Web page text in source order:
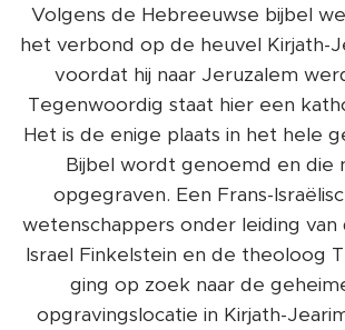
Volgens de Hebreeuwse bijbel
het verbond op de heuvel Kirjath-
voordat hij naar Jeruzalem
Tegenwoordig staat hier een
Het is de enige plaats in het hele
Bijbel wordt genoemd en die
opgegraven. Een Frans-
wetenschappers onder leiding van
Israel Finkelstein en de theoloog
ging op zoek naar de
opgravingslocatie in Kirjath-